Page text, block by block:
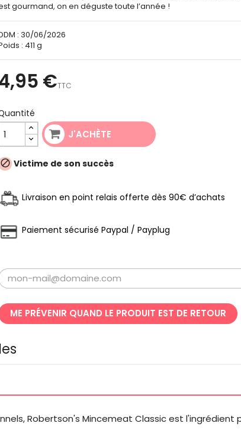
gourmand, on en déguste toute l’année !
: 30/06/2026
: 411 g
€TTC
J'ACHÈTE
 Victime de son succès
Livraison en point relais offerte dès 90€ d’achats
Paiement sécurisé Paypal / Payplug
ME PRÉVENIR QUAND LE PRODUIT EST DE RETOUR
Robertson's Mincemeat Classic est l'ingrédient